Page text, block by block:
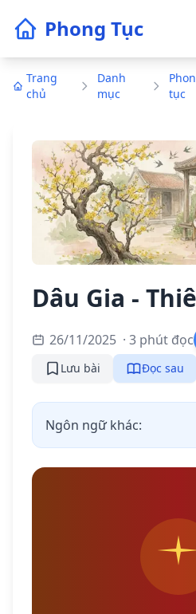
Phong Tục
Trang
chủ
Danh
mục
tục
Dâu Gia -
26/11/2025 · 3 phút đọc
Lưu bài
Đọc sau
Ngôn ngữ khác: